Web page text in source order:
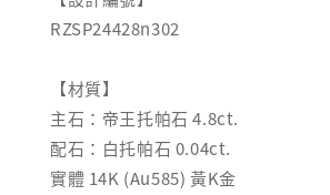
RZSP24428n302
【材質】
主石：帝王托帕石 4.8ct.
配石：白托帕石 0.04ct.
實體 14K (Au585) 黃K金